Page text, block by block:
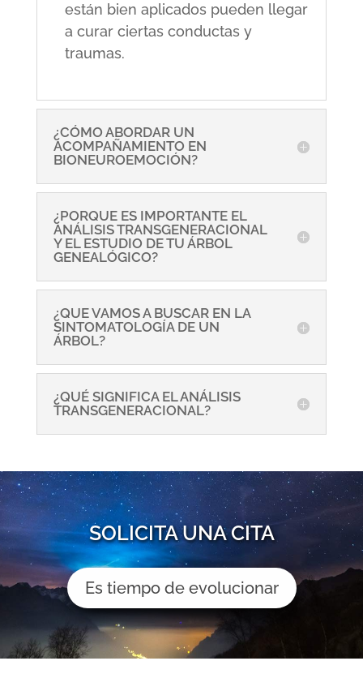
están bien aplicados pueden llegar
a curar ciertas conductas y
traumas.
¿CÓMO ABORDAR UN
ACOMPAÑAMIENTO EN
BIONEUROEMOCIÓN?
¿PORQUE ES IMPORTANTE EL
ANÁLISIS TRANSGENERACIONAL
Y EL ESTUDIO DE TU ÁRBOL
GENEALÓGICO?
¿QUE VAMOS A BUSCAR EN LA
SINTOMATOLOGÍA DE UN
ÁRBOL?
¿QUÉ SIGNIFICA EL ANÁLISIS
TRANSGENERACIONAL?
SOLICITA UNA CITA
Es tiempo de evolucionar